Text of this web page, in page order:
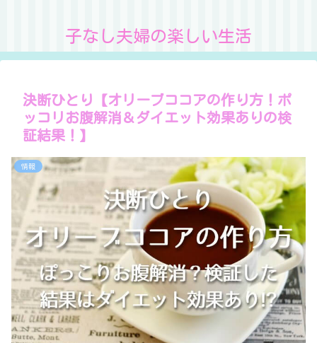
子なし夫婦の楽しい生活
決断ひとり【オリーブココアの作り方！ポ
ッコリお腹解消＆ダイエット効果ありの検
証結果！】
情報